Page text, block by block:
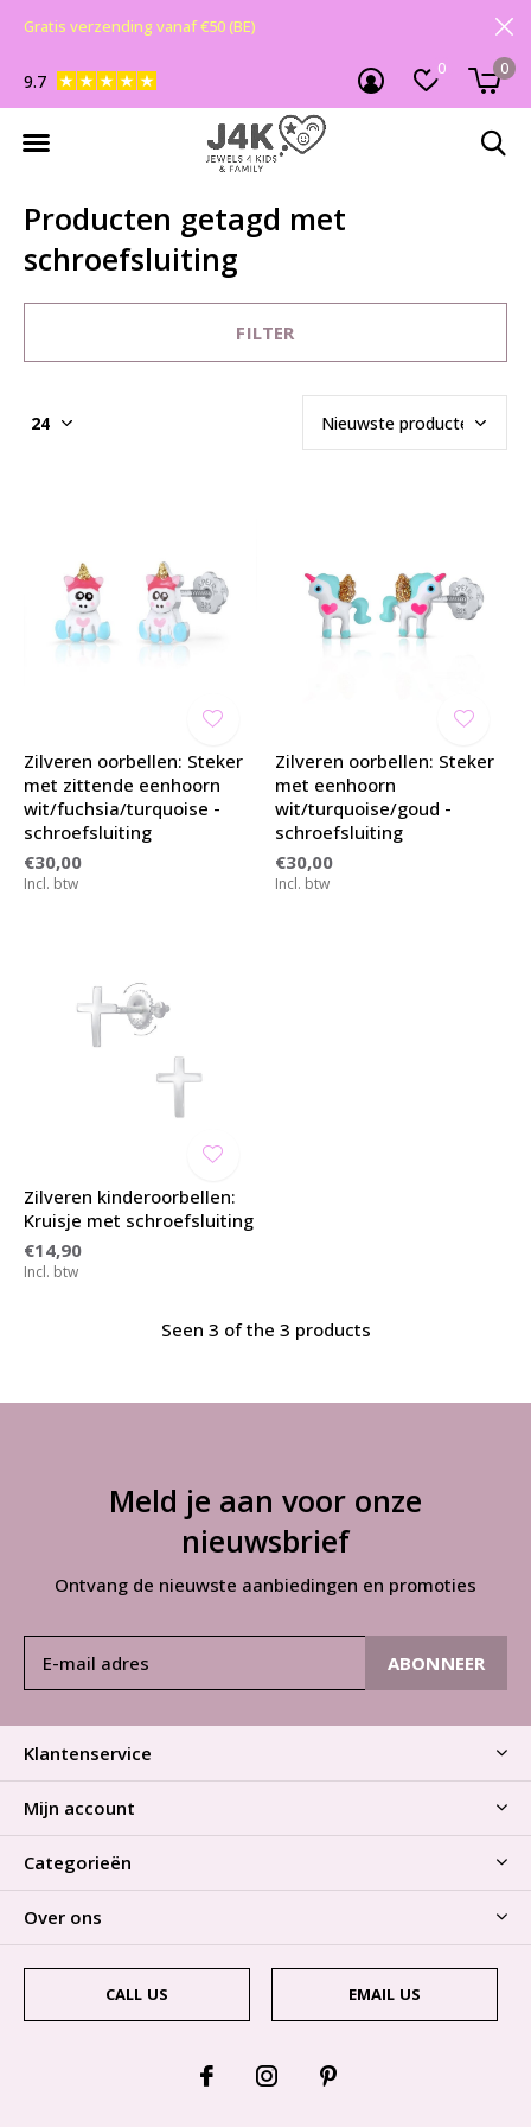
0 0
9.7
Gratis verzending vanaf €50 (BE)
Producten getagd met
schroefsluiting
FILTER
Zilveren oorbellen: Steker
met zittende eenhoorn
wit/fuchsia/turquoise -
schroefsluiting
€30,00
Incl. btw
Zilveren oorbellen: Steker
met eenhoorn
wit/turquoise/goud -
schroefsluiting
€30,00
Incl. btw
Zilveren kinderoorbellen:
Kruisje met schroefsluiting
€14,90
Incl. btw
Seen 3 of the 3 products
Meld je aan voor onze
nieuwsbrief
Ontvang de nieuwste aanbiedingen en promoties
ABONNEER
Klantenservice
Mijn account
Categorieën
Over ons
CALL US EMAIL US